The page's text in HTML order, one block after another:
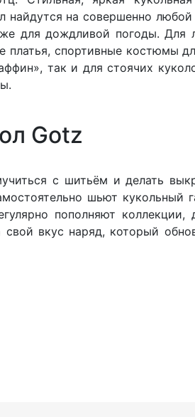
найдутся на совершенно
для дождливой погоды. Для
спортивные костюмы
так и для стоячих
Gotz
с шитьём и делать
шьют кукольный
пополняют коллекции,
вкус наряд, который